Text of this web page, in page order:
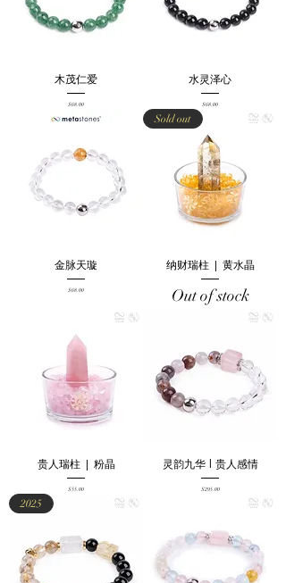
木茂仁爱
Price
$68.00
水灵泽心
Price
$68.00
金脉天璇
Price
$68.00
Sold out
纳财瑞柱 | 黄水晶
Out of stock
贵人瑞柱 | 粉晶
Price
$55.00
灵韵九华 l 贵⼈感情
Price
$295.00
2025